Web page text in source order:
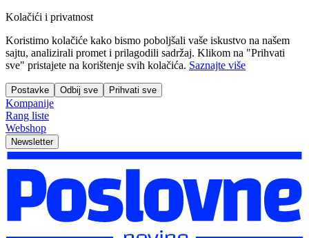
Kolačići i privatnost
Koristimo kolačiće kako bismo poboljšali vaše iskustvo na našem
sajtu, analizirali promet i prilagodili sadržaj. Klikom na "Prihvati
sve" pristajete na korištenje svih kolačića. Saznajte više
Postavke Odbij sve Prihvati sve
Kompanije
Rang liste
Webshop
Newsletter